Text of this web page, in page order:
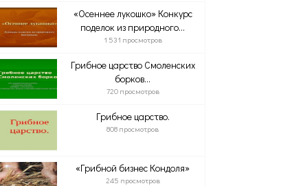
«Осеннее лукошко» Конкурс
поделок из природного...
1 531 просмотров
Грибное царство Смоленских
борков...
720 просмотров
Грибное царство.
808 просмотров
«Грибной бизнес Кондоля»
245 просмотров